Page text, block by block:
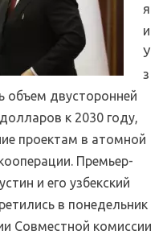
я
и
У
з
объем двусторонней
к 2030 году,
проектам в атомной
Премьер-
и его узбекский
в понедельник
Совместной комиссии